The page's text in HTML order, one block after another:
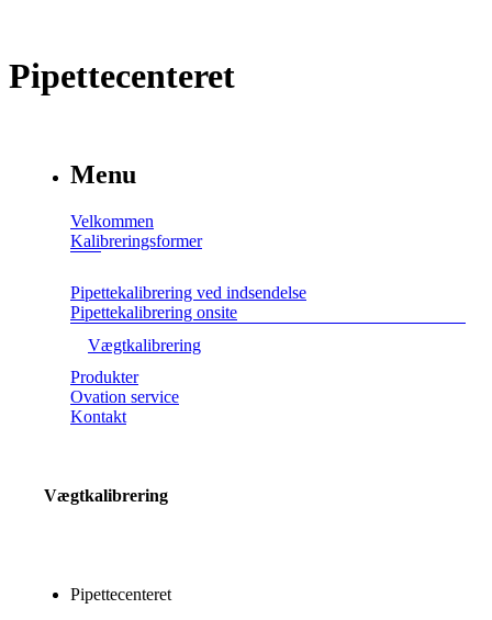
Pipettecenteret
Menu
Velkommen
Kalibreringsformer
Pipettekalibrering ved indsendelse
Pipettekalibrering onsite
Vægtkalibrering
Produkter
Ovation service
Kontakt
Vægtkalibrering
Pipettecenteret